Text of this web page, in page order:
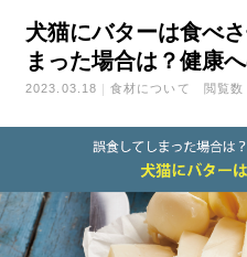
犬猫にバターは食べ
まった場合は？健康
2023.03.18 食材について 閲覧数